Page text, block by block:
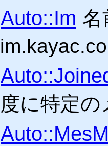
Auto::Im 名
度に特定